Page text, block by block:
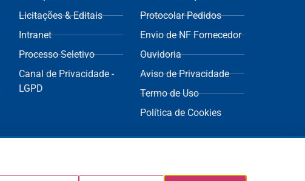
Licitações & Editais
Intranet
Processo Seletivo
Canal de Privacidade -
LGPD
Protocolar Pedidos
Envio de NF Fornecedor
Ouvidoria
Aviso de Privacidade
Termo de Uso
Política de Cookies